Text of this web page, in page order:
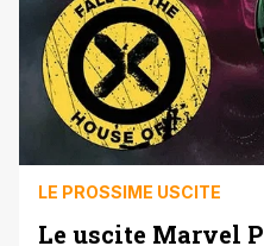
LE PROSSIME USCITE
Le uscite Marvel